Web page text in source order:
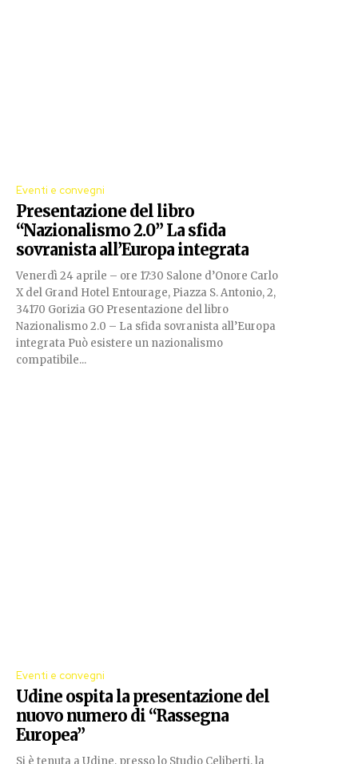
Eventi e convegni
Presentazione del libro
“Nazionalismo 2.0” La sfida
sovranista all’Europa integrata
Venerdì 24 aprile – ore 17:30 Salone d’Onore Carlo
X del Grand Hotel Entourage, Piazza S. Antonio, 2,
34170 Gorizia GO Presentazione del libro
Nazionalismo 2.0 – La sfida sovranista all’Europa
integrata Può esistere un nazionalismo
compatibile...
Eventi e convegni
Udine ospita la presentazione del
nuovo numero di “Rassegna
Europea”
Si è tenuta a Udine, presso lo Studio Celiberti, la